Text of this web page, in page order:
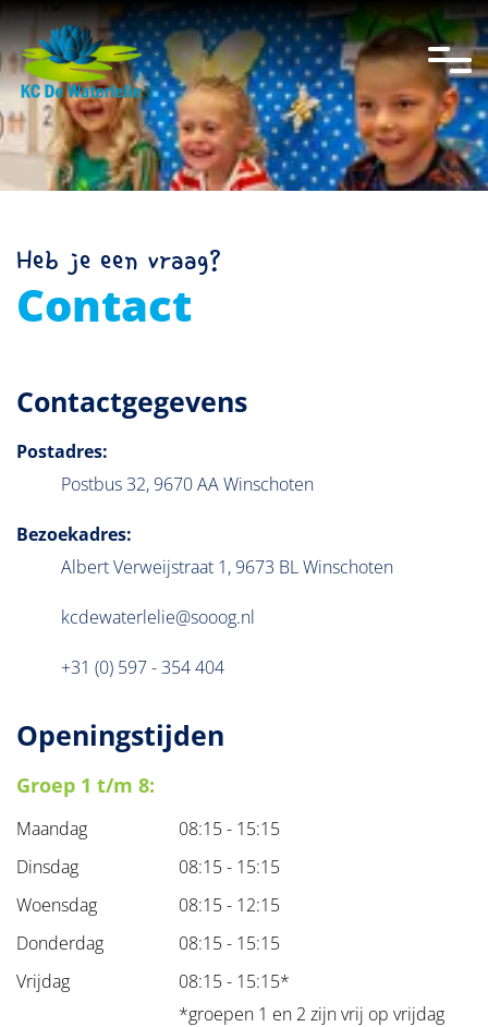
overslaan
Heb je een vraag?
Contact
Contactgegevens
Postadres:
Postbus 32,9670 AAWinschoten
Bezoekadres:
Albert Verweijstraat 1,9673 BLWinschoten
kcdewaterlelie@sooog.nl
+31 (0) 597 - 354 404
Openingstijden
Groep 1 t/m 8:
Maandag
08:15 - 15:15
Dinsdag
08:15 - 15:15
Woensdag
08:15 - 12:15
Donderdag
08:15 - 15:15
Vrijdag
08:15 - 15:15*
*groepen 1 en 2 zijn vrij op vrijdag